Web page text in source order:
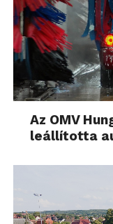
Az OMV
leállította